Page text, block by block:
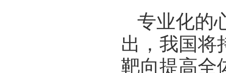
专业化的
出，我国将
靶向提高全